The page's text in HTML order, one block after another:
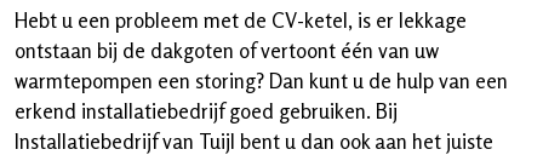
Hebt u een probleem met de CV-ketel, is er lekkage
ontstaan bij de dakgoten of vertoont één van uw
warmtepompen een storing? Dan kunt u de hulp van een
erkend installatiebedrijf goed gebruiken. Bij
Installatiebedrijf van Tuijl bent u dan ook aan het juiste